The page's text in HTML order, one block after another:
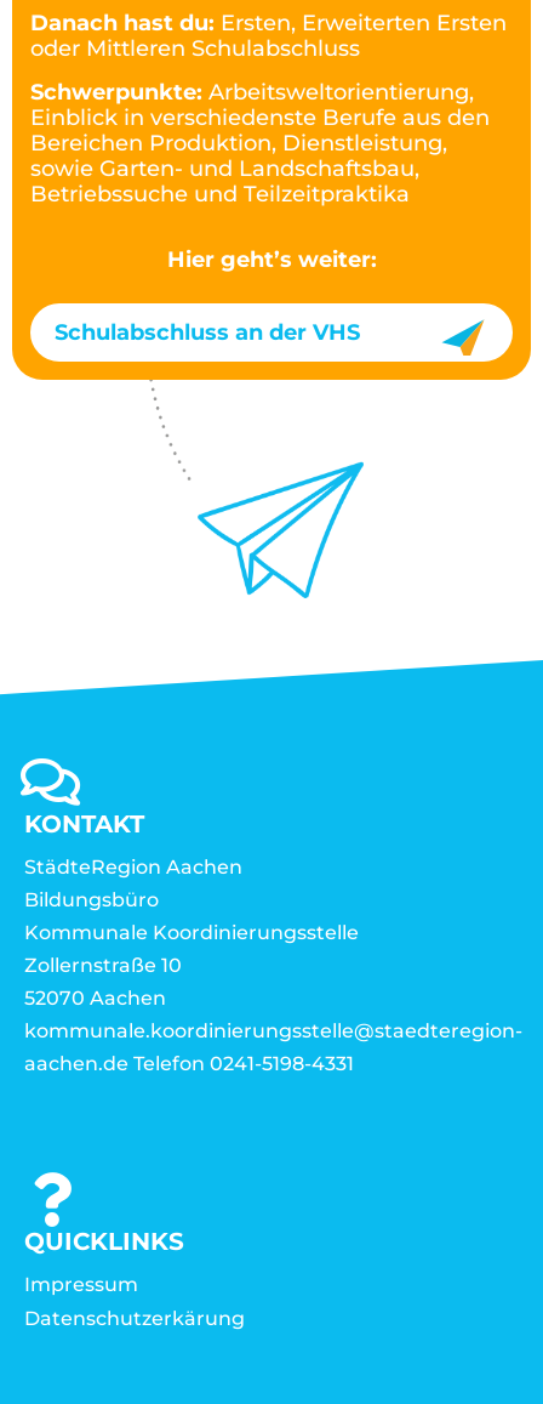
Danach hast du: Ersten, Erweiterten Ersten
oder Mittleren Schulabschluss
Schwerpunkte: Arbeitsweltorientierung,
Einblick in verschiedenste Berufe aus den
Bereichen Produktion, Dienstleistung,
sowie Garten- und Landschaftsbau,
Betriebssuche und Teilzeitpraktika
Hier geht’s weiter:
Schulabschluss an der VHS
KONTAKT
StädteRegion Aachen
Bildungsbüro
Kommunale Koordinierungsstelle
Zollernstraße 10
52070 Aachen
kommunale.koordinierungsstelle@staedteregion-
aachen.de Telefon 0241-5198-4331
QUICKLINKS
Impressum
Datenschutzerkärung